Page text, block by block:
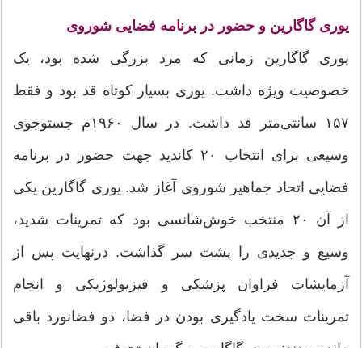
یوری گاگارین و حضور در برنامه‌ فضایی شوروی
یوری گاگارین زمانی که مرد بزرگی شده بود، یک
خصوصیت ویژه داشت. یوری بسیار کوتاه قد بود و فقط
۱۵۷ سانتی‌متر قد داشت. در سال ۱۹۶۰م جست‎وجوی
وسیعی برای انتخاب ۲۰ کاندید جهت حضور در برنامه‌
فضایی اتحاد جماهیر شوروی آغاز شد. یوری گاگارین یکی
از آن ۲۰ منتخب خوش‌شانسی بود که تمرینات شدید،
وسیع و جدیدی را پشت سر گذاشت. در‌‌نهایت پس از
آزمایشات فراوان پزشکی و فیزیولوژیکی و انجام
تمرینات سخت یادگیری بودن در فضا، دو فضانورد باقی